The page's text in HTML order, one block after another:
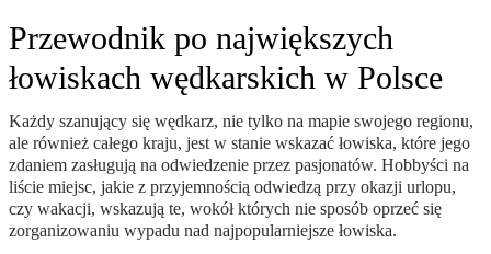
Przewodnik po największych
łowiskach wędkarskich w Polsce
Każdy szanujący się wędkarz, nie tylko na mapie swojego regionu,
ale również całego kraju, jest w stanie wskazać łowiska, które jego
zdaniem zasługują na odwiedzenie przez pasjonatów. Hobbyści na
liście miejsc, jakie z przyjemnością odwiedzą przy okazji urlopu,
czy wakacji, wskazują te, wokół których nie sposób oprzeć się
zorganizowaniu wypadu nad najpopularniejsze łowiska.